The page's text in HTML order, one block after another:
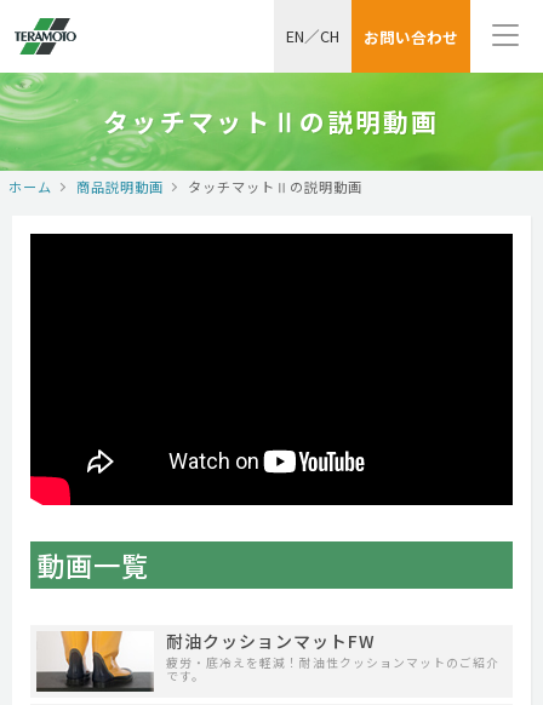
お問い合わせ
EN／CH
タッチマットⅡの説明動画
ホーム 商品説明動画 タッチマットⅡの説明動画
動画一覧
耐油クッションマットFW
疲労・底冷えを軽減！耐油性クッションマットのご紹介
です。